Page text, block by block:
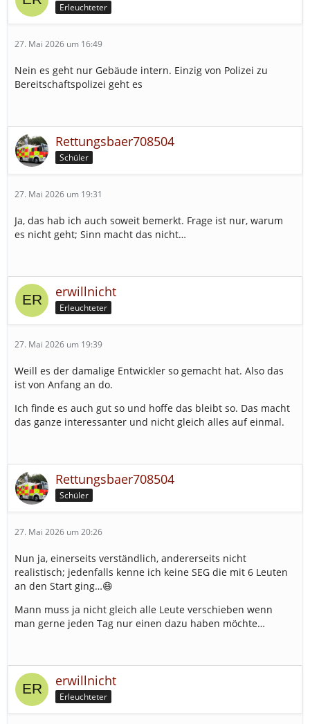
Erleuchteter
27. Mai 2026 um 16:49
Nein es geht nur Gebäude intern. Einzig von Polizei zu
Bereitschaftspolizei geht es
Rettungsbaer708504
Schüler
27. Mai 2026 um 19:31
Ja, das hab ich auch soweit bemerkt. Frage ist nur, warum
es nicht geht; Sinn macht das nicht…
erwillnicht
Erleuchteter
27. Mai 2026 um 19:39
Weill es der damalige Entwickler so gemacht hat. Also das
ist von Anfang an do.
Ich finde es auch gut so und hoffe das bleibt so. Das macht
das ganze interessanter und nicht gleich alles auf einmal.
Rettungsbaer708504
Schüler
27. Mai 2026 um 20:26
Nun ja, einerseits verständlich, andererseits nicht
realistisch; jedenfalls kenne ich keine SEG die mit 6 Leuten
an den Start ging…😄
Mann muss ja nicht gleich alle Leute verschieben wenn
man gerne jeden Tag nur einen dazu haben möchte…
erwillnicht
Erleuchteter